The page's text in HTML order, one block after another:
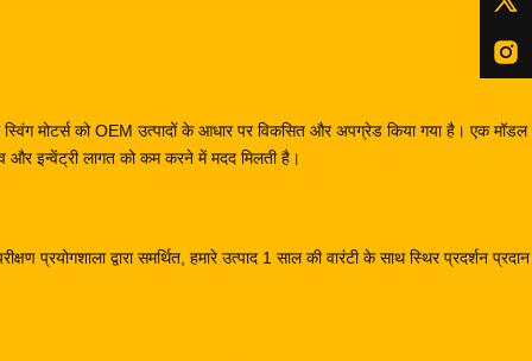
स्विंग मोटर्स को OEM उत्पादों के आधार पर विकसित और अपग्रेड किया गया है। एक
इन्वेंट्री लागत को कम करने में मदद मिलती है।
प्रयोगशाला द्वारा समर्थित, हमारे उत्पाद 1 साल की वारंटी के साथ स्थिर प्रदर्शन